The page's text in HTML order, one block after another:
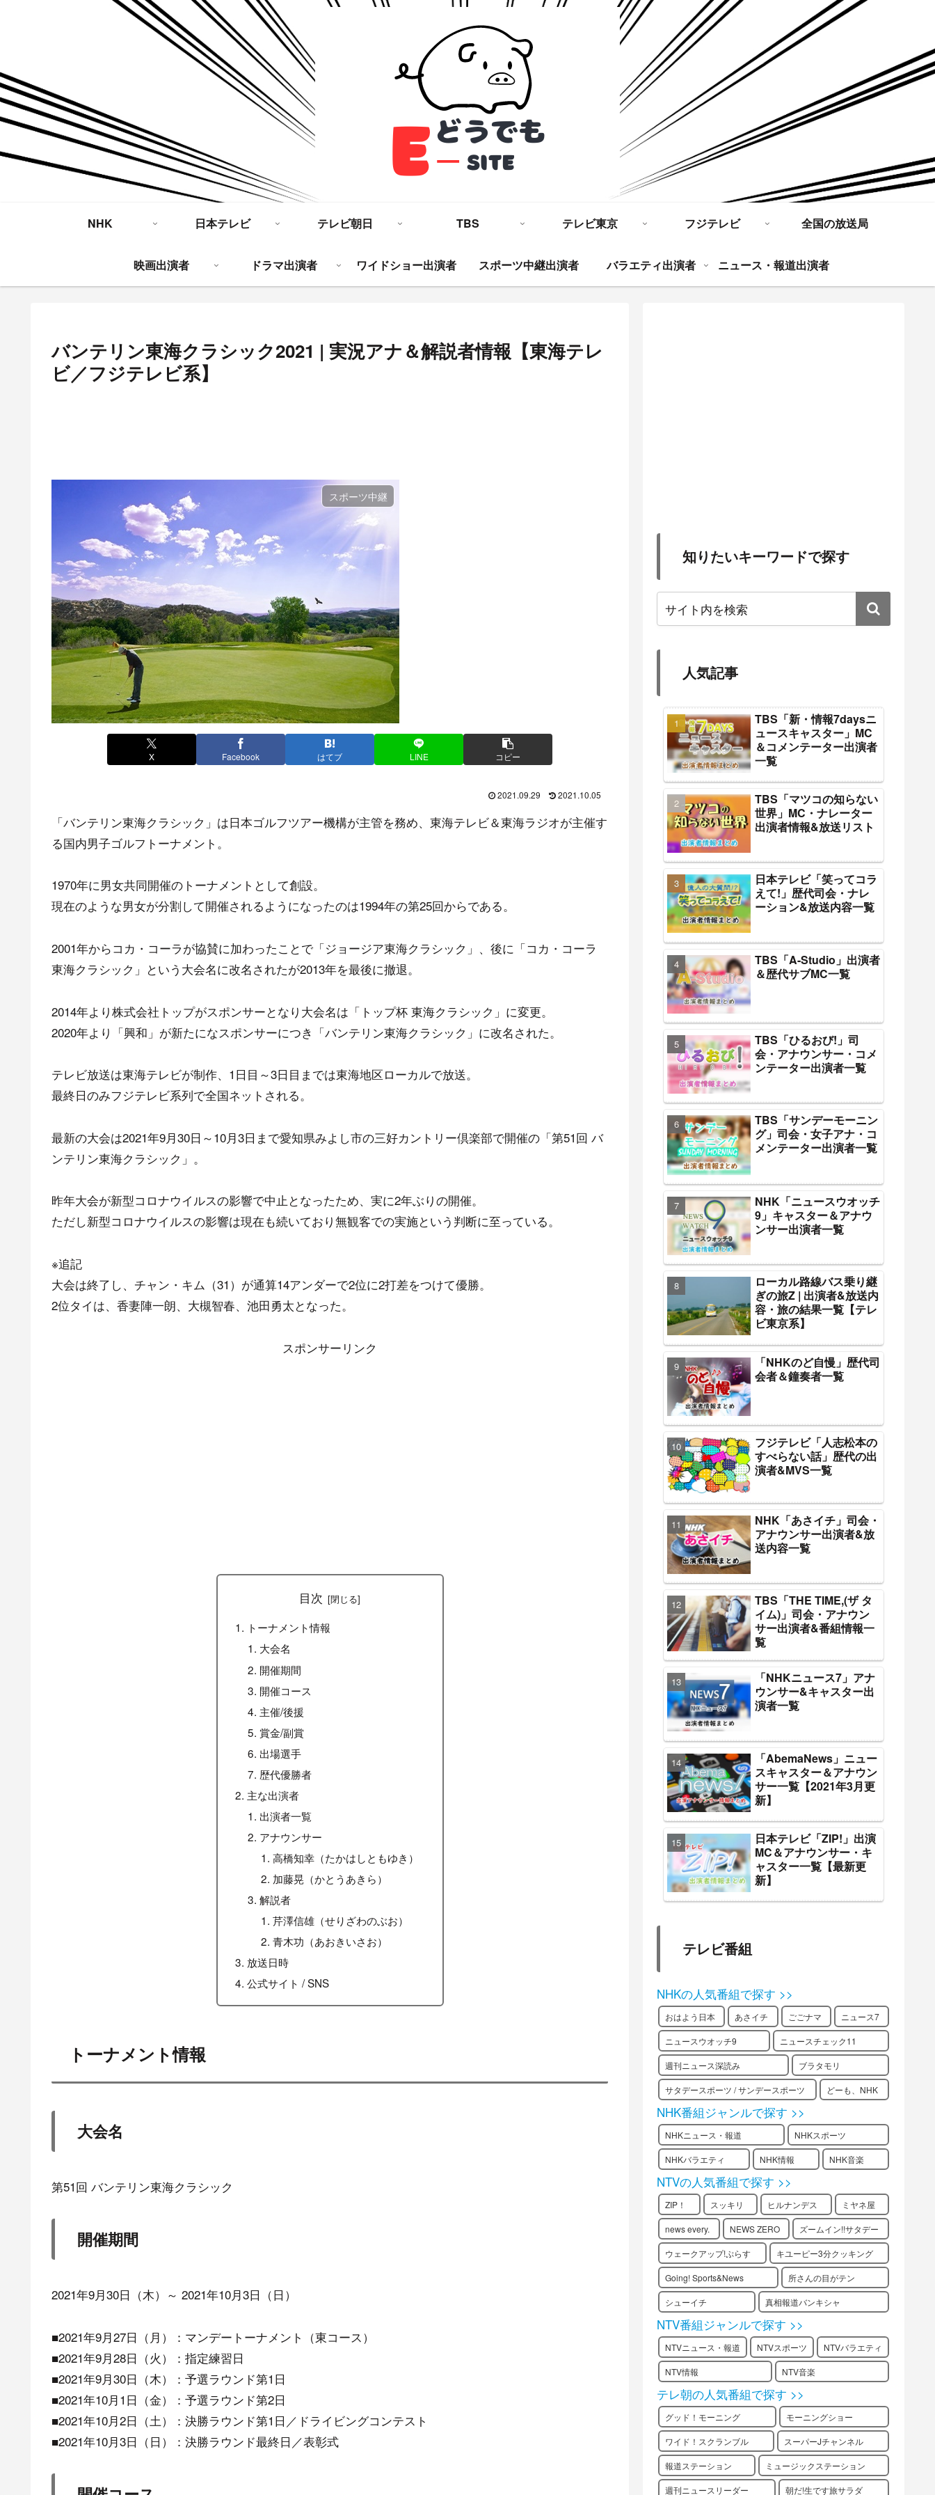
NHK 日本テレビ テレビ朝日 TBS テレビ東京 フジテレビ 全国の放送局
映画出演者 ドラマ出演者 ワイドショー出演者 スポーツ中継出演者 バラエティ出演者 ニュース・報道出演者
バンテリン東海クラシック2021 | 実況アナ＆解説者情報【東海テレ
ビ／フジテレビ系】
スポーツ中継
X Facebook はてブ LINE コピー
2021.09.29 2021.10.05
「バンテリン東海クラシック」は日本ゴルフツアー機構が主管を務め、東海テレビ＆東海ラジオが主催す
る国内男子ゴルフトーナメント。
1970年に男女共同開催のトーナメントとして創設。
現在のような男女が分割して開催されるようになったのは1994年の第25回からである。
2001年からコカ・コーラが協賛に加わったことで「ジョージア東海クラシック」、後に「コカ・コーラ
東海クラシック」という大会名に改名されたが2013年を最後に撤退。
2014年より株式会社トップがスポンサーとなり大会名は「トップ杯 東海クラシック」に変更。
2020年より「興和」が新たになスポンサーにつき「バンテリン東海クラシック」に改名された。
テレビ放送は東海テレビが制作、1日目～3日目までは東海地区ローカルで放送。
最終日のみフジテレビ系列で全国ネットされる。
最新の大会は2021年9月30日～10月3日まで愛知県みよし市の三好カントリー倶楽部で開催の「第51回 バ
ンテリン東海クラシック」。
昨年大会が新型コロナウイルスの影響で中止となったため、実に2年ぶりの開催。
ただし新型コロナウイルスの影響は現在も続いており無観客での実施という判断に至っている。
※追記
大会は終了し、チャン・キム（31）が通算14アンダーで2位に2打差をつけて優勝。
2位タイは、香妻陣一朗、大槻智春、池田勇太となった。
スポンサーリンク
目次
トーナメント情報
大会名
開催期間
開催コース
主催/後援
賞金/副賞
出場選手
歴代優勝者
主な出演者
出演者一覧
アナウンサー
高橋知幸（たかはしともゆき）
加藤晃（かとうあきら）
解説者
芹澤信雄（せりざわのぶお）
青木功（あおきいさお）
放送日時
公式サイト / SNS
トーナメント情報
大会名
第51回 バンテリン東海クラシック
開催期間
2021年9月30日（木）～ 2021年10月3日（日）
■2021年9月27日（月）：マンデートーナメント（東コース）
■2021年9月28日（火）：指定練習日
■2021年9月30日（木）：予選ラウンド第1日
■2021年10月1日（金）：予選ラウンド第2日
■2021年10月2日（土）：決勝ラウンド第1日／ドライビングコンテスト
■2021年10月3日（日）：決勝ラウンド最終日／表彰式
知りたいキーワードで探す
人気記事
TBS「新・情報7daysニ
ュースキャスター」MC
＆コメンテーター出演者
一覧
TBS「マツコの知らない
世界」MC・ナレーター
出演者情報&放送リスト
日本テレビ「笑ってコラ
えて!」歴代司会・ナレ
ーション&放送内容一覧
TBS「A-Studio」出演者
＆歴代サブMC一覧
TBS「ひるおび!」司
会・アナウンサー・コメ
ンテーター出演者一覧
TBS「サンデーモーニン
グ」司会・女子アナ・コ
メンテーター出演者一覧
NHK「ニュースウオッチ
9」キャスター＆アナウ
ンサー出演者一覧
ローカル路線バス乗り継
ぎの旅Z | 出演者&放送内
容・旅の結果一覧【テレ
ビ東京系】
「NHKのど自慢」歴代司
会者＆鐘奏者一覧
フジテレビ「人志松本の
すべらない話」歴代の出
演者&MVS一覧
NHK「あさイチ」司会・
アナウンサー出演者&放
送内容一覧
TBS「THE TIME,(ザ タ
イム)」司会・アナウン
サー出演者&番組情報一
覧
「NHKニュース7」アナ
ウンサー&キャスター出
演者一覧
「AbemaNews」ニュー
スキャスター＆アナウン
サー一覧【2021年3月更
新】
日本テレビ「ZIP!」出演
MC＆アナウンサー・キ
ャスター一覧【最新更
新】
テレビ番組
NHKの人気番組で探す >>
おはよう日本 あさイチ ごごナマ ニュース7
ニュースウオッチ9 ニュースチェック11
週刊ニュース深読み ブラタモリ
サタデースポーツ / サンデースポーツ どーも、NHK
NHK番組ジャンルで探す >>
NHKニュース・報道 NHKスポーツ
NHKバラエティ NHK情報 NHK音楽
NTVの人気番組で探す >>
ZIP！ スッキリ ヒルナンデス ミヤネ屋
news every. NEWS ZERO ズームイン!!サタデー
ウェークアップ!ぷらす キユーピー3分クッキング
Going! Sports&News 所さんの目がテン
シューイチ 真相報道バンキシャ
NTV番組ジャンルで探す >>
NTVニュース・報道 NTVスポーツ NTVバラエティ
NTV情報 NTV音楽
テレ朝の人気番組で探す >>
グッド！モーニング モーニングショー
ワイド！スクランブル スーパーJチャンネル
報道ステーション ミュージックステーション
週刊ニュースリーダー 朝だ!生です旅サラダ